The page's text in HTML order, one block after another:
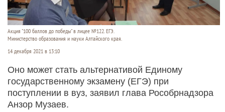
Акция "100 баллов до победы" в лицее №122. ЕГЭ.
Министерство образования и науки Алтайского края.
14 декабря 2021 в 13:10
Оно может стать альтернативой Единому
государственному экзамену (ЕГЭ) при
поступлении в вуз, заявил глава Рособрнадзора
Анзор Музаев.